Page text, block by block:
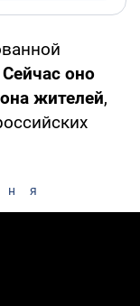
Сейчас оно
жителей,